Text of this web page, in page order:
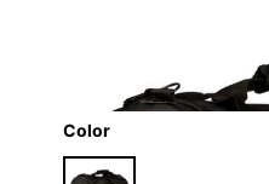
Color